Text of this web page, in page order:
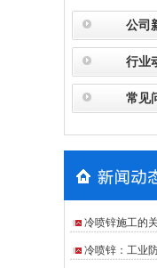
公司
行业
常见
冷喷锌施工的
冷喷锌：工业